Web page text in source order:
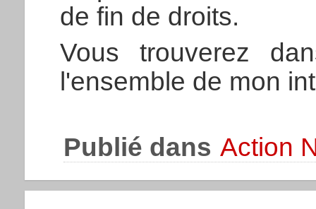
de fin de droits.
Vous trouverez
l'ensemble de mon
Publié dans Action